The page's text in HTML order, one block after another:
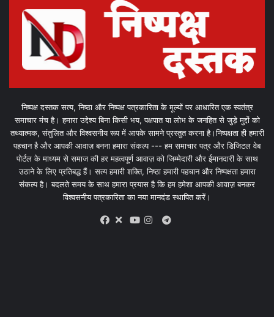
निष्पक्ष दस्तक सत्य, निष्ठा और निष्पक्ष पत्रकारिता के मूल्यों पर आधारित एक स्वतंत्र
समाचार मंच है। हमारा उद्देश्य बिना किसी भय, पक्षपात या लोभ के जनहित से जुड़े मुद्दों को
तथ्यात्मक, संतुलित और विश्वसनीय रूप में आपके सामने प्रस्तुत करना है।निष्पक्षता ही हमारी
पहचान है और आपकी आवाज़ बनना हमारा संकल्प --- हम समाचार पत्र और डिजिटल वेब
पोर्टल के माध्यम से समाज की हर महत्वपूर्ण आवाज़ को जिम्मेदारी और ईमानदारी के साथ
उठाने के लिए प्रतिबद्ध हैं। सत्य हमारी शक्ति, निष्ठा हमारी पहचान और निष्पक्षता हमारा
संकल्प है। बदलते समय के साथ हमारा प्रयास है कि हम हमेशा आपकी आवाज़ बनकर
विश्वसनीय पत्रकारिता का नया मानदंड स्थापित करें।
X
Telegram